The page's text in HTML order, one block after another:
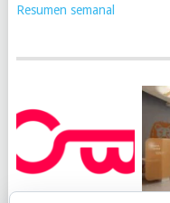
Resumen semanal